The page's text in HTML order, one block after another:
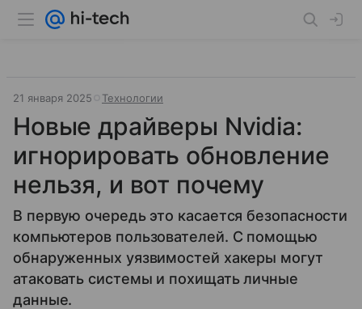
21 января 2025 Технологии
Новые драйверы Nvidia:
игнорировать обновление
нельзя, и вот почему
В первую очередь это касается безопасности
компьютеров пользователей. С помощью
обнаруженных уязвимостей хакеры могут
атаковать системы и похищать личные
данные.